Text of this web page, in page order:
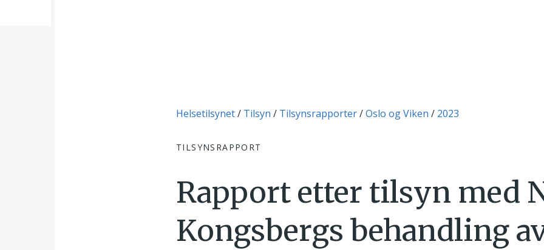
Du er her:
Helsetilsynet Tilsyn Tilsynsrapporter Oslo og Viken 2023
TILSYNSRAPPORT
Rapport etter tilsyn med
Kongsbergs behandling